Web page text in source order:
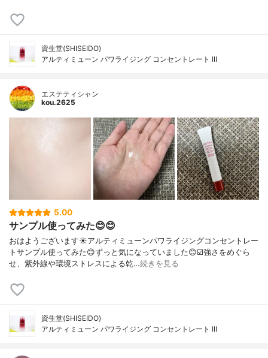
資生堂(SHISEIDO)
アルティミューン パワライジング コンセントレート III
エステティシャン
kou.2625
5.00
サンプル使ってみた😊😊
おはようございます☀アルティミューンパワライジングコンセントレー
トサンプル使ってみた😊ずっと気になっていました😊☑️強さをめぐら
せ、紫外線や環境ストレスによる乾…続きを見る
資生堂(SHISEIDO)
アルティミューン パワライジング コンセントレート III